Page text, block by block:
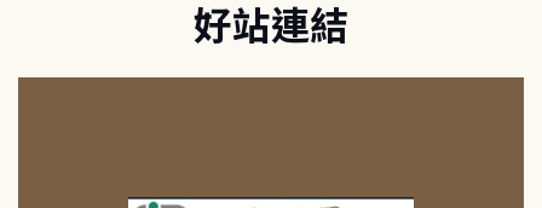
好站連結